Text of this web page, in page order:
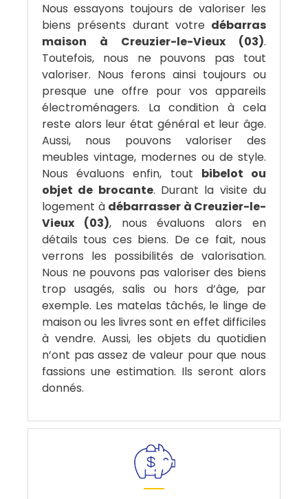
Nous essayons toujours de valoriser les
biens présents durant votre débarras
maison à Creuzier-le-Vieux (03).
Toutefois, nous ne pouvons pas tout
valoriser. Nous ferons ainsi toujours ou
presque une offre pour vos appareils
électroménagers. La condition à cela
reste alors leur état général et leur âge.
Aussi, nous pouvons valoriser des
meubles vintage, modernes ou de style.
Nous évaluons enfin, tout bibelot ou
objet de brocante. Durant la visite du
logement à débarrasser à Creuzier-le-
Vieux (03), nous évaluons alors en
détails tous ces biens. De ce fait, nous
verrons les possibilités de valorisation.
Nous ne pouvons pas valoriser des biens
trop usagés, salis ou hors d’âge, par
exemple. Les matelas tâchés, le linge de
maison ou les livres sont en effet difficiles
à vendre. Aussi, les objets du quotidien
n’ont pas assez de valeur pour que nous
fassions une estimation. Ils seront alors
donnés.